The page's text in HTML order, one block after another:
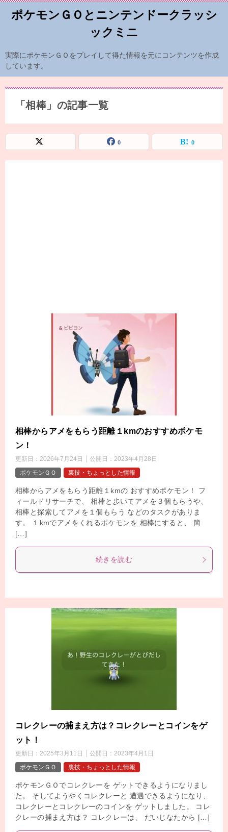
ポケモンＧＯとニンテンドークラッシ
ックミニ
実際にポケモンＧＯをプレイして得た情報を元にコンテンツを作成
しています。
「相棒」の記事一覧
0 0
相棒からアメをもらう距離１kmのおすすめポケモ
ン！
更新日： 2026年7月24日 公開日： 2023年4月28日
ポケモンＧＯ
裏技・ちょっとした情報
相棒からアメをもらう距離１kmの おすすめポケモン！ フ
ィールドリサーチで、 相棒と歩いてアメを３個もらうや、
相棒と探索してアメを１個もらう などのタスクがありま
す。 １kmでアメをくれるポケモンを 相棒にすると、 簡
[…]
続きを読む
コレクレーの捕まえ方は？コレクレーとコインをゲ
ット！
更新日： 2025年3月11日 公開日： 2023年4月1日
ポケモンＧＯ
裏技・ちょっとした情報
ポケモンＧＯでコレクレーを ゲットできるようになりまし
た。 そしてようやくコレクレーと 遭遇できるようになり、
コレクレーとコレクレーのコインを ゲットしました。 コレ
クレーの捕まえ方は？ コレクレーは、 だいじなたから […]